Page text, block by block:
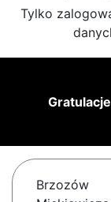
Tylko
Brzozów